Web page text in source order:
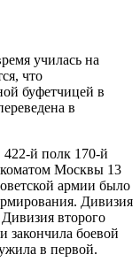
училась на
что
буфетчицей в
в
422-й полк 170-й
Москвы 13
армии было
Дивизия
второго
закончила боевой
в первой.